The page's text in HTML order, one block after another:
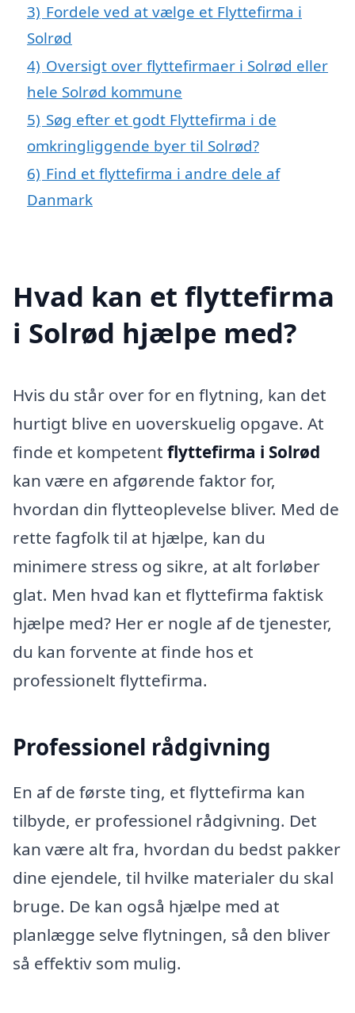
3) Fordele ved at vælge et Flyttefirma i
Solrød
4) Oversigt over flyttefirmaer i Solrød eller
hele Solrød kommune
5) Søg efter et godt Flyttefirma i de
omkringliggende byer til Solrød?
6) Find et flyttefirma i andre dele af
Danmark
Hvad kan et flyttefirma
i Solrød hjælpe med?
Hvis du står over for en flytning, kan det
hurtigt blive en uoverskuelig opgave. At
finde et kompetent flyttefirma i Solrød
kan være en afgørende faktor for,
hvordan din flytteoplevelse bliver. Med de
rette fagfolk til at hjælpe, kan du
minimere stress og sikre, at alt forløber
glat. Men hvad kan et flyttefirma faktisk
hjælpe med? Her er nogle af de tjenester,
du kan forvente at finde hos et
professionelt flyttefirma.
Professionel rådgivning
En af de første ting, et flyttefirma kan
tilbyde, er professionel rådgivning. Det
kan være alt fra, hvordan du bedst pakker
dine ejendele, til hvilke materialer du skal
bruge. De kan også hjælpe med at
planlægge selve flytningen, så den bliver
så effektiv som mulig.